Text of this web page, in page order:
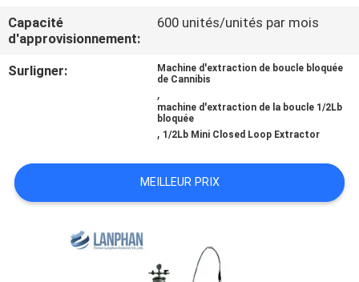
CONTRÔLE
QUALITÉ
NOUS
DEMANDEZ
UNE
Capacité
d'approvisionnement:
600 unités/unités par mois
Surligner:
Machine d'extraction de boucle bloquée
de Cannibis
,
machine d'extraction de la boucle 1/2Lb
bloquée
, 1/2Lb Mini Closed Loop Extractor
MEILLEUR PRIX